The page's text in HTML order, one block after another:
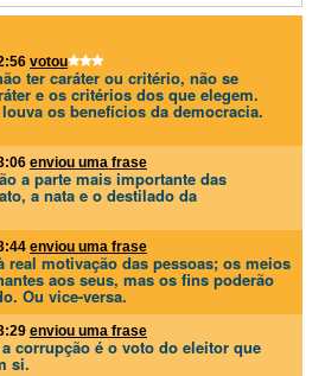
votou
ter caráter ou critério, não se
e os critérios dos que elegem.
os benefícios da democracia.
enviou uma frase
a parte mais importante das
a nata e o destilado da
enviou uma frase
real motivação das pessoas; os meios
aos seus, mas os fins poderão
Ou vice-versa.
enviou uma frase
corrupção é o voto do eleitor que
si.